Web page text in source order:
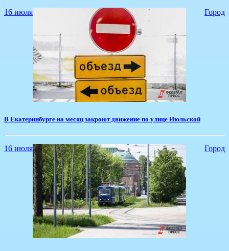
16 июля Город
​В Екатеринбурге на месяц закроют движение по улице Июльской
16 июля Город